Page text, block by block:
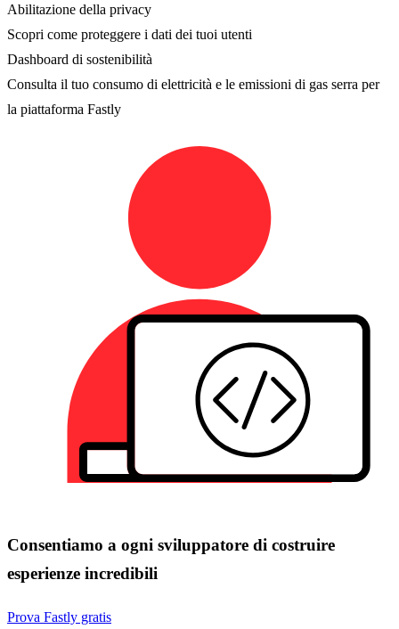
Abilitazione della privacy
Scopri come proteggere i dati dei tuoi utenti
Dashboard di sostenibilità
Consulta il tuo consumo di elettricità e le emissioni di gas serra per
la piattaforma Fastly
Consentiamo a ogni sviluppatore di costruire
esperienze incredibili
Prova Fastly gratis